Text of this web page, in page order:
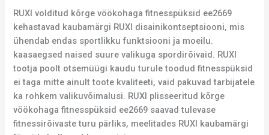
RUXI volditud kõrge vöökohaga fitnesspüksid ee2669
kehastavad kaubamärgi RUXI disainikontseptsiooni, mis
ühendab endas sportlikku funktsiooni ja moeilu.
kaasaegsed naised suure valikuga spordirõivaid. RUXI
tootja poolt otsemüügi kaudu turule toodud fitnesspüksid
ei taga mitte ainult toote kvaliteeti, vaid pakuvad tarbijatele
ka rohkem valikuvõimalusi. RUXI plisseeritud kõrge
vöökohaga fitnesspüksid ee2669 saavad tulevase
fitnessirõivaste turu pärliks, meelitades RUXI kaubamärgi